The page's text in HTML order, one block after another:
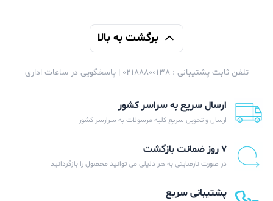
برگشت به بالا
تلفن ثابت پشتیبانی : 02188800138 | پاسخگویی در ساعات اداری
ارسال سریع به سراسر کشور
ارسال و تحویل سریع کلیه مرسولات به سرارسر کشور
۷ روز ضمانت بازگشت
در صورت نارضایتی به هر دلیلی می توانید محصول را بازگردانید
پشتیبانی سریع